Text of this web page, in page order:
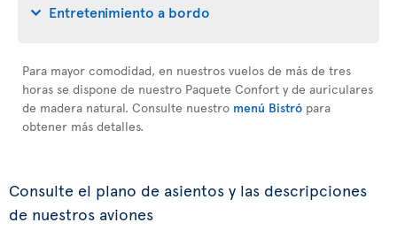
Entretenimiento a bordo
Para mayor comodidad, en nuestros vuelos de más de tres
horas se dispone de nuestro Paquete Confort y de auriculares
de madera natural. Consulte nuestro menú Bistró para
obtener más detalles.
Consulte el plano de asientos y las descripciones
de nuestros aviones